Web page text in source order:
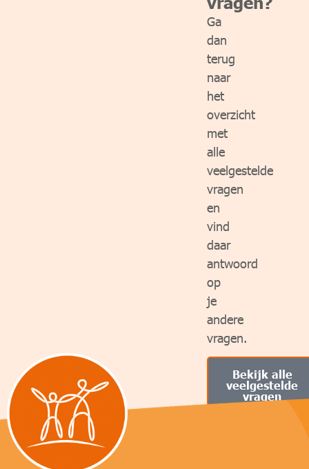
Ga
dan
terug
naar
het
overzicht
met
alle
veelgestelde
vragen
en
vind
daar
antwoord
op
je
andere
vragen.
Bekijk alle
veelgestelde
vragen